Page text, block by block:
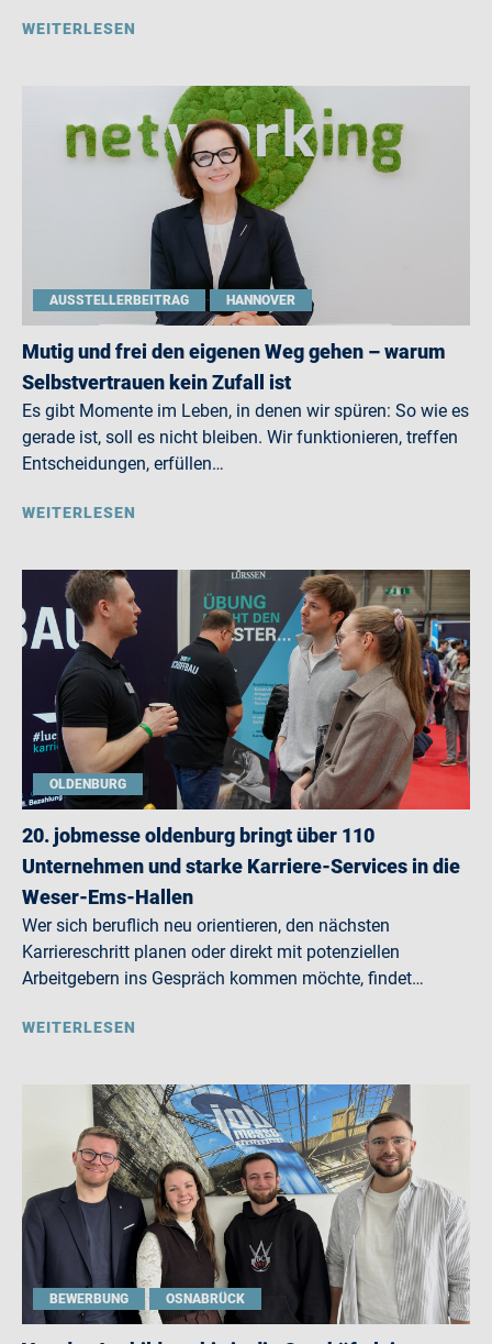
WEITERLESEN
AUSSTELLERBEITRAG HANNOVER
Mutig und frei den eigenen Weg gehen – warum
Selbstvertrauen kein Zufall ist
Es gibt Momente im Leben, in denen wir spüren: So wie es
gerade ist, soll es nicht bleiben. Wir funktionieren, treffen
Entscheidungen, erfüllen…
WEITERLESEN
OLDENBURG
20. jobmesse oldenburg bringt über 110
Unternehmen und starke Karriere-Services in die
Weser-Ems-Hallen
Wer sich beruflich neu orientieren, den nächsten
Karriereschritt planen oder direkt mit potenziellen
Arbeitgebern ins Gespräch kommen möchte, findet…
WEITERLESEN
BEWERBUNG OSNABRÜCK